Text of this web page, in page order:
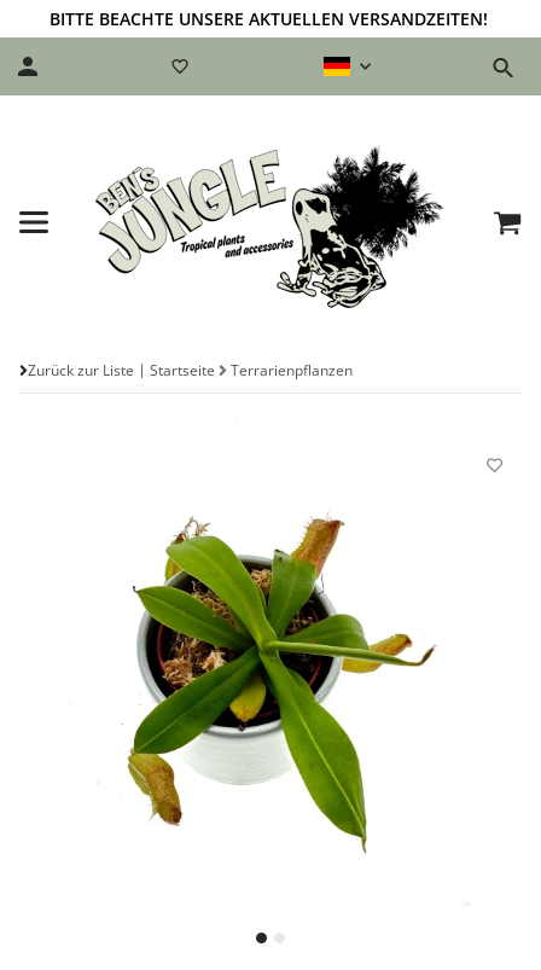
BITTE BEACHTE UNSERE AKTUELLEN VERSANDZEITEN!
Zurück zur Liste Startseite Terrarienpflanzen